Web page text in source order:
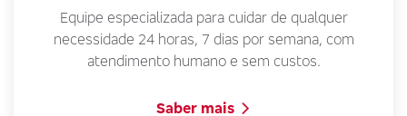
Equipe especializada para cuidar de qualquer
necessidade 24 horas, 7 dias por semana, com
atendimento humano e sem custos.
Saber mais